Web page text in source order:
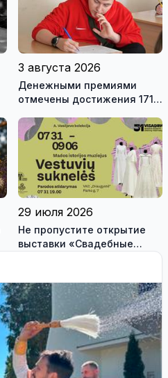
3 августа 2026
Денежными премиями
отмечены достижения 171
трех педагогов
29 июля 2026
Не пропустите открытие
выставки «Свадебные
платья» и лекцию историка
Васильева!